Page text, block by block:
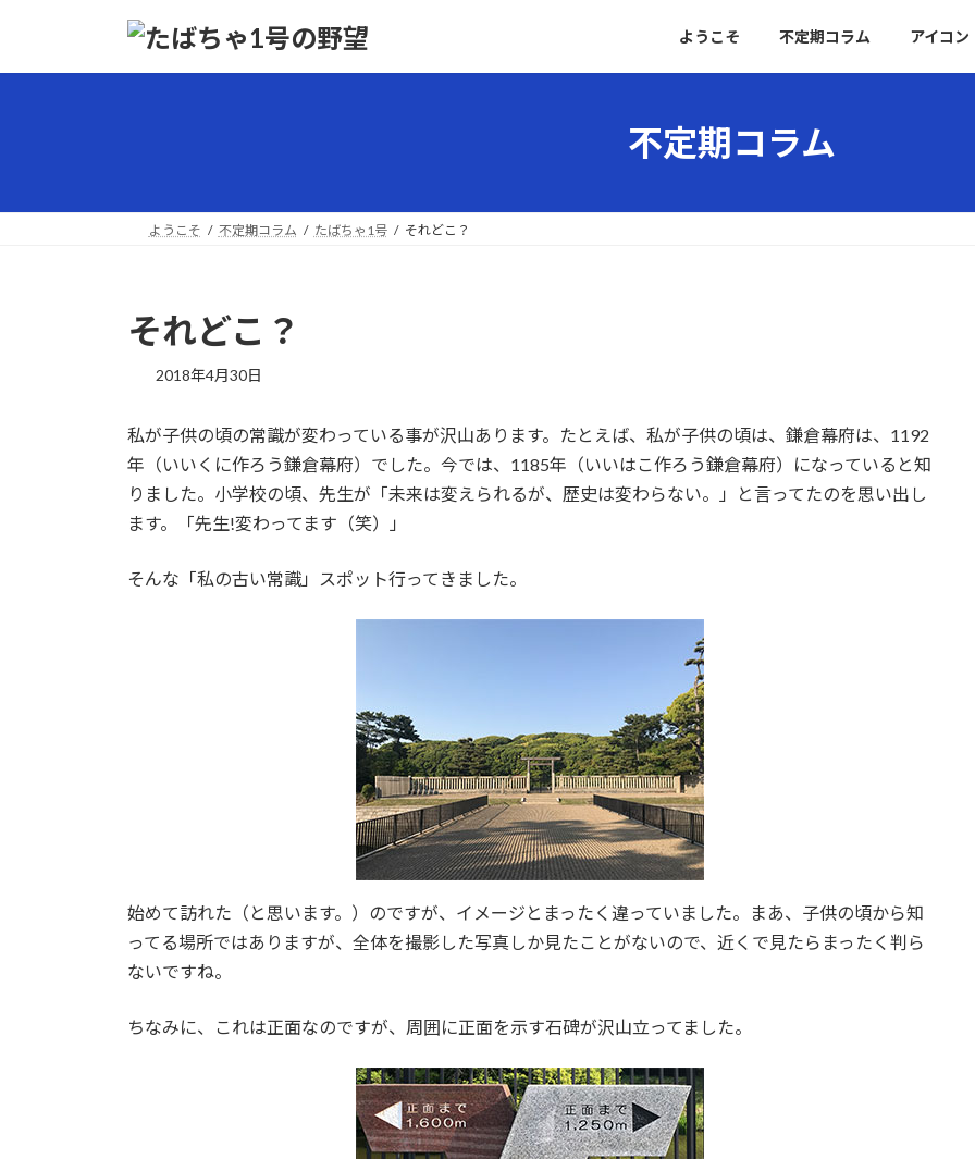
ようこそ 不定期コラム アイコン
不定期コラム
ようこそ 不定期コラム たばちゃ1号 それどこ？
それどこ？
2018年4月30日
新
日
:
私が子供の頃の常識が変わっている事が沢山あります。たとえば、私が子供の頃は、鎌倉幕府は、1192
年（いいくに作ろう鎌倉幕府）でした。今では、1185年（いいはこ作ろう鎌倉幕府）になっていると知
りました。小学校の頃、先生が「未来は変えられるが、歴史は変わらない。」と言ってたのを思い出し
ます。「先生!変わってます（笑）」
そんな「私の古い常識」スポット行ってきました。
始めて訪れた（と思います。）のですが、イメージとまったく違っていました。まあ、子供の頃から知
ってる場所ではありますが、全体を撮影した写真しか見たことがないので、近くで見たらまったく判ら
ないですね。
ちなみに、これは正面なのですが、周囲に正面を示す石碑が沢山立ってました。